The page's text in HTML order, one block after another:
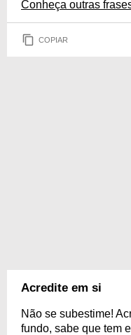
Conheça outras
COPIAR
Acredite em si
Não se subestime!
fundo, sabe que tem